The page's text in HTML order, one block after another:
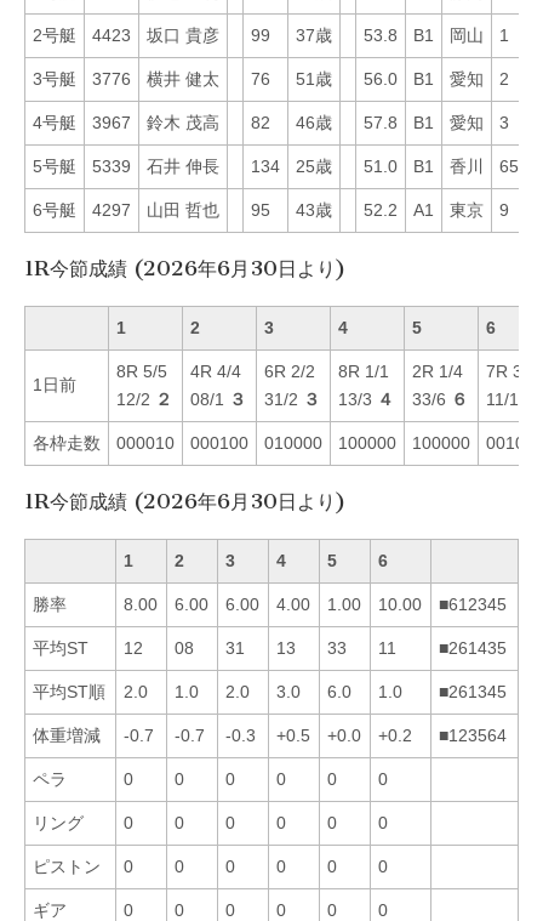
2号艇 4423 坂口 貴彦 99 37歳 53.8 B1 岡山 1
3号艇 3776 横井 健太 76 51歳 56.0 B1 愛知 2
4号艇 3967 鈴木 茂高 82 46歳 57.8 B1 愛知 3
5号艇 5339 石井 伸長 134 25歳 51.0 B1 香川 65
6号艇 4297 山田 哲也 95 43歳 52.2 A1 東京 9
1R今節成績 (2026年6月30日より)
1 2 3 4 5 6
1日前
8R 5/5
12/2 ２
4R 4/4
08/1
３
6R 2/2
31/2 ３
8R 1/1
13/3 ４
2R 1/4
33/6 ６
7R 3/3
11/1
各枠走数 000010 000100 010000 100000 100000 001000
1R今節成績 (2026年6月30日より)
1 2 3 4 5 6
勝率 8.00 6.00 6.00 4.00 1.00 10.00 ■612345
平均ST 12 08 31 13 33 11 ■261435
平均ST順 2.0 1.0 2.0 3.0 6.0 1.0 ■261345
体重増減 -0.7 -0.7 -0.3 +0.5 +0.0 +0.2 ■123564
ペラ 0 0 0 0 0 0
リング 0 0 0 0 0 0
ピストン 0 0 0 0 0 0
ギア 0 0 0 0 0 0